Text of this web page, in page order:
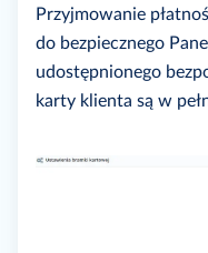
Przyjmowanie
do bezpiecznego
udostępnionego
karty klienta są w